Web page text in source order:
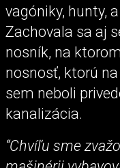
vagóniky, hunty,
Zachovala sa aj
nosník, na
nosnosť, ktorú
sem neboli
kanalizácia.
“Chvíľu sme